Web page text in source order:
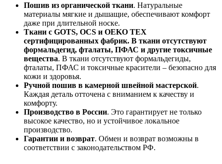
Пошив из органической ткани. Натуральные
материалы мягкие и дышащие, обеспечивают комфорт
даже при длительной носке.
Ткани с GOTS, OCS и OEKO TEX
сертифицированных фабрик. В ткани отсутствуют
формальдегид, фталаты, ПФАС и другие токсичные
вещества. В ткани отсутствуют формальдегиды,
фталаты, ПФАС и токсичные красители – безопасно для
кожи и здоровья.
Ручной пошив в камерной швейной мастерской.
Каждая деталь отточена с вниманием к качеству и
комфорту.
Производство в России. Это гарантирует не только
высокое качество, но и устойчивое локальное
производство.
Гарантии и возврат. Обмен и возврат возможны в
соответствии с законодательством РФ.